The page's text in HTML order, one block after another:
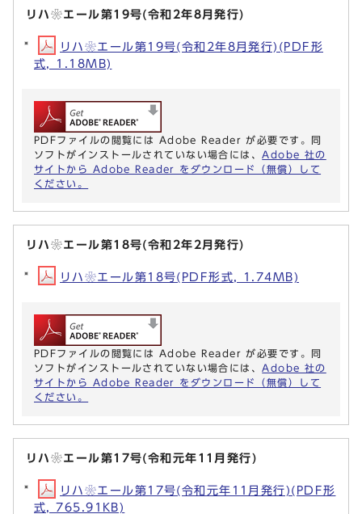
リハ❀エール第19号(令和2年8月発行)
リハ❀エール第19号(令和2年8月発行)(PDF形
式, 1.18MB)
PDFファイルの閲覧には Adobe Reader が必要です。同
ソフトがインストールされていない場合には、 Adobe 社の
サイトから Adobe Reader をダウンロード（無償）して
ください。
リハ❀エール第18号(令和2年2月発行)
リハ❀エール第18号(PDF形式, 1.74MB)
PDFファイルの閲覧には Adobe Reader が必要です。同
ソフトがインストールされていない場合には、 Adobe 社の
サイトから Adobe Reader をダウンロード（無償）して
ください。
リハ❀エール第17号(令和元年11月発行)
リハ❀エール第17号(令和元年11月発行)(PDF形
式, 765.91KB)